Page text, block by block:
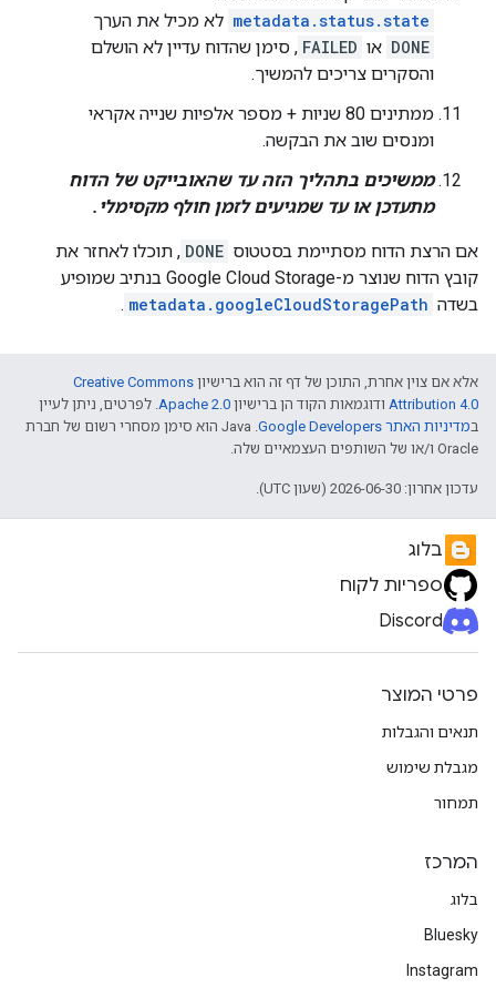
metadata.status.state לא מכיל את הערך
DONE או FAILED , סימן שהדוח עדיין לא הושלם
והסקרים צריכים להמשיך.
ממתינים 80 שניות + מספר אלפיות שנייה אקראי
ומנסים שוב את הבקשה.
ממשיכים בתהליך הזה עד שהאובייקט של הדוח
מתעדכן או עד שמגיעים לזמן חולף מקסימלי.
אם הרצת הדוח מסתיימת בסטטוס DONE , תוכלו לאחזר את
קובץ הדוח שנוצר מ-Google Cloud Storage בנתיב שמופיע
בשדה metadata.googleCloudStoragePath
.
אלא אם צוין אחרת, התוכן של דף זה הוא ברישיון Creative Commons
Attribution 4.0 ודוגמאות הקוד הן ברישיון Apache 2.0. לפרטים, ניתן לעיין
במדיניות האתר Google Developers‏
.‏ Java הוא סימן מסחרי רשום של חברת
Oracle ו/או של השותפים העצמאיים שלה.
עדכון אחרון: 2026-06-30 (שעון UTC).
בלוג
ספריות לקוח
Discord
פרטי המוצר
תנאים והגבלות
מגבלת שימוש
תמחור
המרכז
בלוג
Bluesky
Instagram